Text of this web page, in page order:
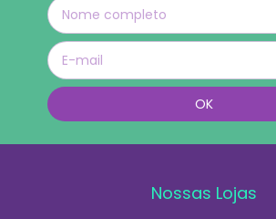
Nossas Lojas